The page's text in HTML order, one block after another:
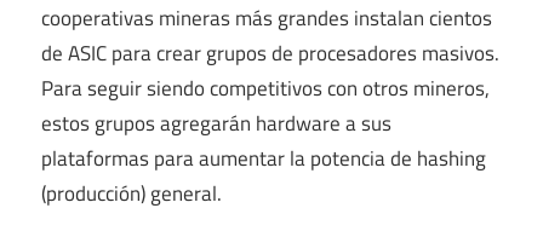
cooperativas mineras más grandes instalan cientos
de ASIC para crear grupos de procesadores masivos.
Para seguir siendo competitivos con otros mineros,
estos grupos agregarán hardware a sus
plataformas para aumentar la potencia de hashing
(producción) general.